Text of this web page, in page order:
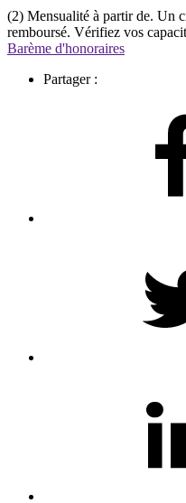
(2) Mensualité à partir de. Un
remboursé. Vérifiez vos
Barème d'honoraires
Partager :